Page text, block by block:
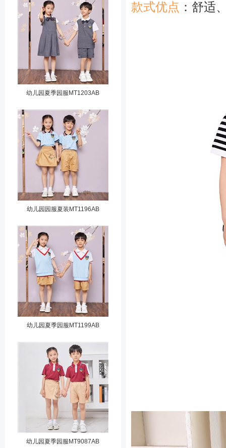
幼儿园夏季园服MT1203AB
幼儿园园服夏装MT1196AB
幼儿园夏季园服MT1199AB
幼儿园夏季园服MT9087AB
款式优点 ：舒适